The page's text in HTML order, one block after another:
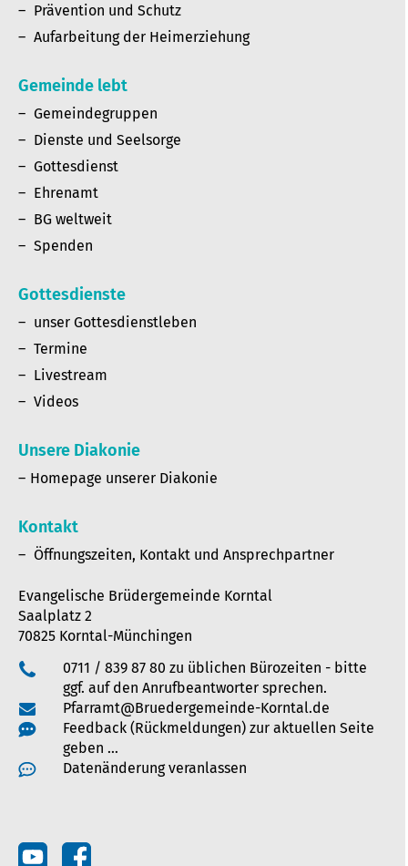
Prävention und Schutz
Aufarbeitung der Heimerziehung
Gemeinde lebt
Gemeindegruppen
Dienste und Seelsorge
Gottesdienst
Ehrenamt
BG weltweit
Spenden
Gottesdienste
unser Gottesdienstleben
Termine
Livestream
Videos
Unsere Diakonie
Homepage unserer Diakonie
Kontakt
Öffnungszeiten, Kontakt und Ansprechpartner
Evangelische Brüdergemeinde Korntal
Saalplatz 2
70825 Korntal-Münchingen
0711 / 839 87 80 zu üblichen Bürozeiten - bitte
ggf. auf den Anrufbeantworter sprechen.
Pfarramt@Bruedergemeinde-Korntal.de
Feedback (Rückmeldungen) zur aktuellen Seite
geben …
Datenänderung veranlassen